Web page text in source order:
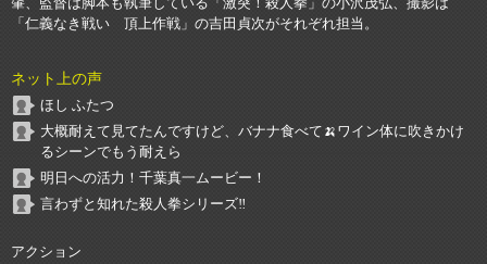
「仁義なき戦い 頂上作戦」の吉田貞次がそれぞれ担当。
ネット上の声
ほし ふたつ
大概耐えて見てたんですけど、バナナ食べて🍌ワイン体に吹きかけ
るシーンでもう耐えら
明日への活力！千葉真一ムービー！
言わずと知れた殺人拳シリーズ‼️
アクション